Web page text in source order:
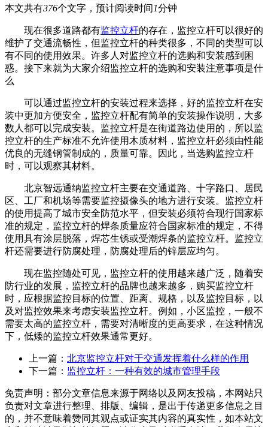
本文共有376个文字，预计阅读时间 1分钟
现在很多道路都有监控立杆的存在，监控立杆可以很好的
维护了交通流畅性，但监控立杆的种类很多，不同的类型可以
有不同的使用效果。许多人对监控立杆的选购和安装感到困
惑。接下来就为大家介绍监控立杆的选购和安装注意事项是什
么
可以通过监控立杆的安装过程来选择，好的监控立杆在安
装中更加方便安全，监控立杆配有简单的安装操作说明，大多
数人都可以完成安装。监控立杆是在街道路边使用的，所以监
控立杆的生产标准不允许使用木质材料，监控立杆必须由性能
优良的无缝钢管制成的，质量可靠。因此，当选购监控立杆
时，可以观察其材料。
北京智远通纳监控立杆主要在交通道路、十字路口、居民
区、工厂和机场等需要监控摄像头的地方进行安装。监控立杆
的使用提高了城市安全防范水平，但安装必须符合现行国家标
准的规定，监控立杆的焊条质量应符合国家标准的规定，不得
使用具有涂层脱落，焊芯生锈或受潮焊条的监控立杆。监控立
杆还需要进行防腐处理，防腐处理后的锌层应均匀。
现在监控随处可见，监控立杆的使用越来越广泛，随着安
防行业的发展，监控立杆的品牌也越来越多，购买监控立杆
时，应根据监控目标的位置、距离、规格，以及监控目标，以
及对监控效果来考虑安装监控立杆。例如，小区监控，一般不
需要太高的监控立杆，需要对清晰度的更高要求，在这种情况
下，低矮的监控立杆效果通常更好。
上一篇： 北京监控立杆对于交通发挥着什么样的作用
下一篇： 监控立杆：一种有效的城市管理手段
免责声明：部分文章信息来源于网络以及网友投稿，本网站只
负责对文章进行整理、排版、编辑，是出于传递更多信息之目
的，并不意味着赞同其观点或证实其内容的真实性，如本站文